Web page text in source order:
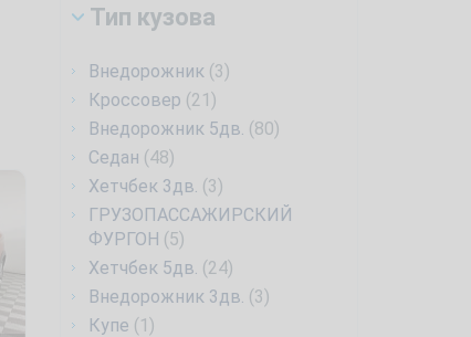
Тип кузова
Внедорожник (3)
Кроссовер (21)
Внедорожник 5дв. (80)
Седан (48)
Хетчбек 3дв. (3)
ГРУЗОПАССАЖИРСКИЙ
ФУРГОН (5)
Хетчбек 5дв. (24)
Внедорожник 3дв. (3)
Купе (1)